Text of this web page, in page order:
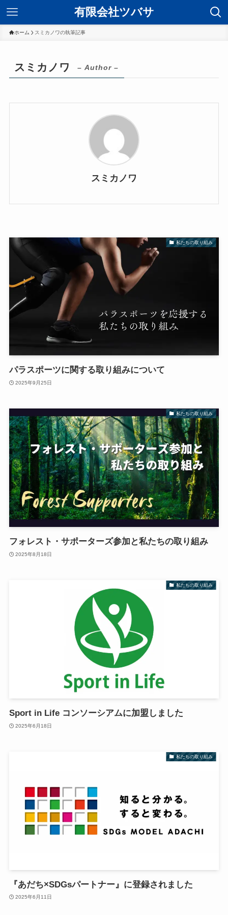
有限会社ツバサ
ホーム スミカノワの執筆記事
スミカノワ – Author –
スミカノワ
私たちの取り組み
パラスポーツに関する取り組みについて
2025年9月25日
私たちの取り組み
フォレスト・サポーターズ参加と私たちの取り組み
2025年8月18日
私たちの取り組み
Sport in Life コンソーシアムに加盟しました
2025年6月18日
私たちの取り組み
『あだち×SDGsパートナー』に登録されました
2025年6月11日